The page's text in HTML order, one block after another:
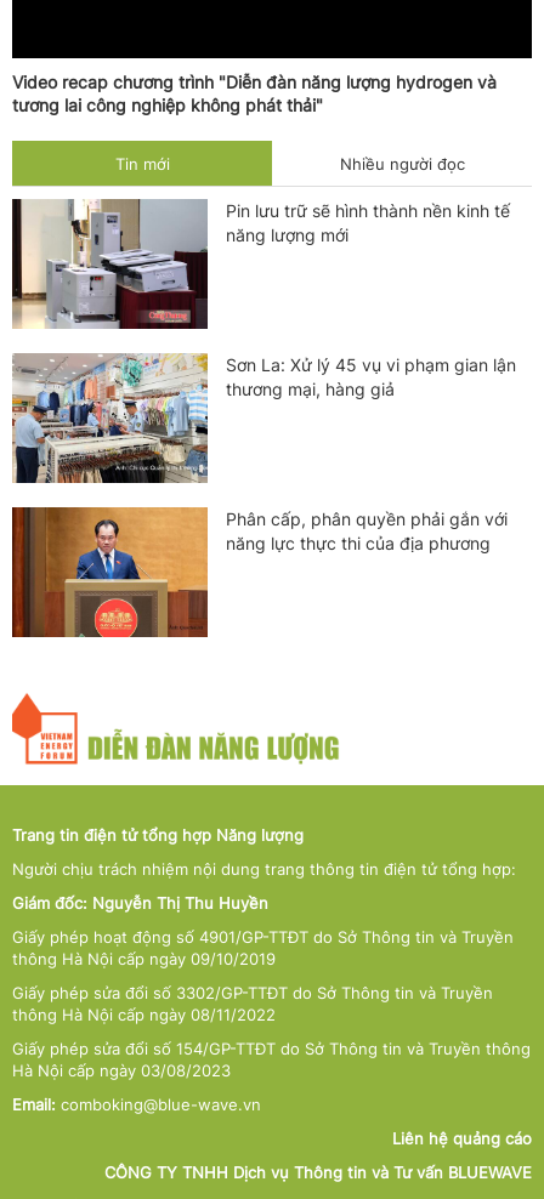
Video recap chương trình "Diễn đàn năng lượng hydrogen và
tương lai công nghiệp không phát thải"
Tin mới Nhiều người đọc
Pin lưu trữ sẽ hình thành nền kinh tế
năng lượng mới
Sơn La: Xử lý 45 vụ vi phạm gian lận
thương mại, hàng giả
Phân cấp, phân quyền phải gắn với
năng lực thực thi của địa phương
Trang tin điện tử tổng hợp Năng lượng
Người chịu trách nhiệm nội dung trang thông tin điện tử tổng hợp:
Giám đốc: Nguyễn Thị Thu Huyền
Giấy phép hoạt động số 4901/GP-TTĐT do Sở Thông tin và Truyền
thông Hà Nội cấp ngày 09/10/2019
Giấy phép sửa đổi số 3302/GP-TTĐT do Sở Thông tin và Truyền
thông Hà Nội cấp ngày 08/11/2022
Giấy phép sửa đổi số 154/GP-TTĐT do Sở Thông tin và Truyền thông
Hà Nội cấp ngày 03/08/2023
Email: comboking@blue-wave.vn
Liên hệ quảng cáo
CÔNG TY TNHH Dịch vụ Thông tin và Tư vấn BLUEWAVE